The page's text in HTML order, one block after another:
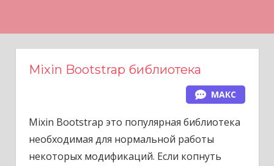
Mixin Bootstrap библиотека
МАКС
Mixin Bootstrap это популярная библиотека
необходимая для нормальной работы
некоторых модификаций. Если копнуть